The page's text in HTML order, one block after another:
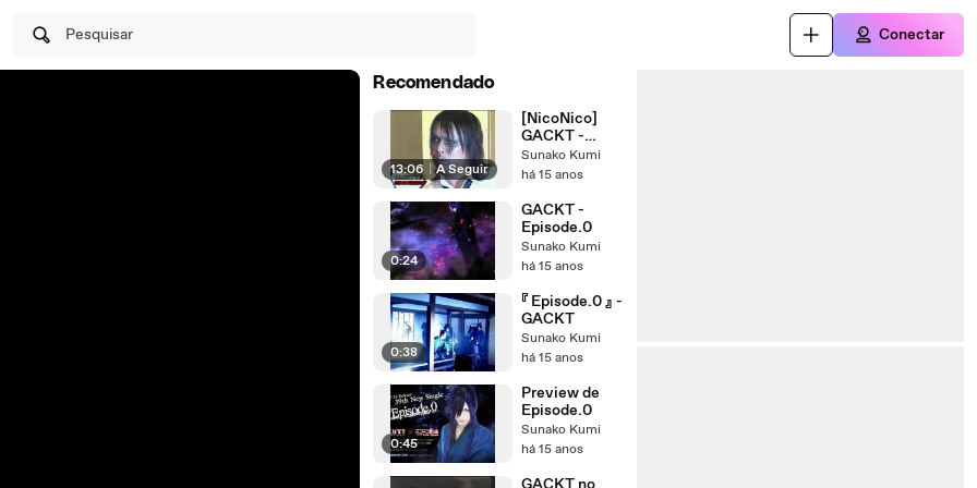
Pesquisar Conectar
Recomendado
13:06 A Seguir
[NicoNico]
GACKT -
Yellow Fried
Chickenz
Conferencia
(09.06.2011)
Sunako Kumi
há 15 anos
0:24
GACKT -
Episode.0
Sunako Kumi
há 15 anos
0:38
『 Episode.0 』 -
GACKT
Sunako Kumi
há 15 anos
0:45
Preview de
Episode.0
Sunako Kumi
há 15 anos